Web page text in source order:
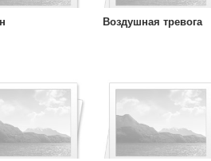
Воздушная тревога